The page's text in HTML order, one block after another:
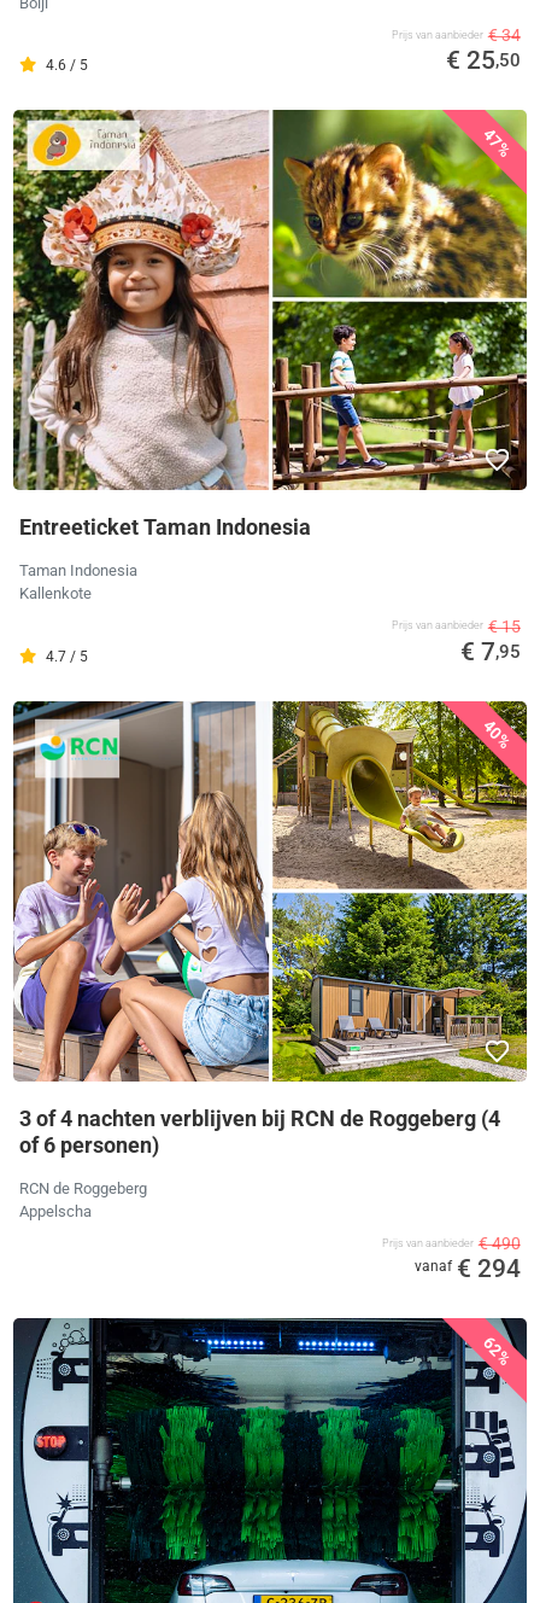
4.6 / 5
Prijs van aanbieder € 34
€ 25,50
47%
Entreeticket Taman Indonesia
Taman Indonesia
Kallenkote
4.7 / 5
Prijs van aanbieder € 15
€ 7,95
40%
3 of 4 nachten verblijven bij RCN de Roggeberg (4
of 6 personen)
RCN de Roggeberg
Appelscha
Prijs van aanbieder € 490
vanaf € 294
62%